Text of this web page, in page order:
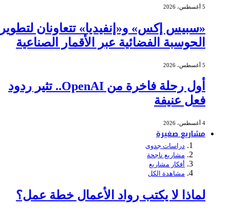
5 أغسطس، 2026
«سبيس إكس» و«إنفيديا» تتعاونان لتطوير
الحوسبة الفضائية عبر الأقمار الصناعية
5 أغسطس، 2026
أول رحلة فاخرة من OpenAI.. تثير ردود
فعل عنيفة
4 أغسطس، 2026
مشاريع صغيرة
دراسات جدوى
مشاريع ناجحة
أفكار مشاريع
مشاهدة الكل
لماذا لا يكتب رواد الأعمال خطة عمل؟